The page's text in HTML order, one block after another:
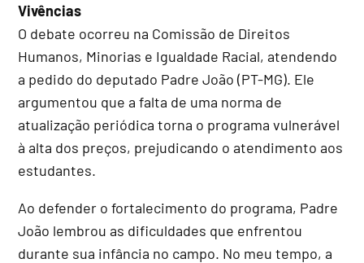
Vivências
O debate ocorreu na Comissão de Direitos
Humanos, Minorias e Igualdade Racial, atendendo
a pedido do deputado Padre João (PT-MG). Ele
argumentou que a falta de uma norma de
atualização periódica torna o programa vulnerável
à alta dos preços, prejudicando o atendimento aos
estudantes.
Ao defender o fortalecimento do programa, Padre
João lembrou as dificuldades que enfrentou
durante sua infância no campo. No meu tempo, a